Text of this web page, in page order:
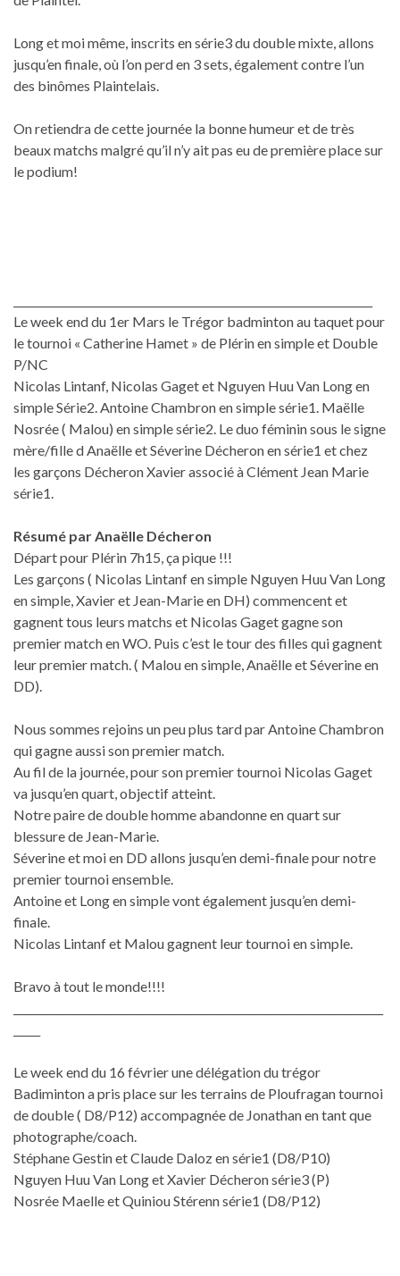
Long et moi même, inscrits en série3 du double mixte, allons
jusqu’en finale, où l’on perd en 3 sets, également contre l’un
des binômes Plaintelais.
On retiendra de cette journée la bonne humeur et de très
beaux matchs malgré qu’il n’y ait pas eu de première place sur
le podium!
Le week end du 1er Mars le Trégor badminton au taquet pour
le tournoi « Catherine Hamet » de Plérin en simple et Double
P/NC
Nicolas Lintanf, Nicolas Gaget et Nguyen Huu Van Long en
simple Série2. Antoine Chambron en simple série1. Maëlle
Nosrée ( Malou) en simple série2. Le duo féminin sous le signe
mère/fille d Anaëlle et Séverine Décheron en série1 et chez
les garçons Décheron Xavier associé à Clément Jean Marie
série1.
Résumé par Anaëlle Décheron
Départ pour Plérin 7h15, ça pique !!!
Les garçons ( Nicolas Lintanf en simple Nguyen Huu Van Long
en simple, Xavier et Jean-Marie en DH) commencent et
gagnent tous leurs matchs et Nicolas Gaget gagne son
premier match en WO. Puis c’est le tour des filles qui gagnent
leur premier match. ( Malou en simple, Anaëlle et Séverine en
DD).
Nous sommes rejoins un peu plus tard par Antoine Chambron
qui gagne aussi son premier match.
Au fil de la journée, pour son premier tournoi Nicolas Gaget
va jusqu’en quart, objectif atteint.
Notre paire de double homme abandonne en quart sur
blessure de Jean-Marie.
Séverine et moi en DD allons jusqu’en demi-finale pour notre
premier tournoi ensemble.
Antoine et Long en simple vont également jusqu’en demi-
finale.
Nicolas Lintanf et Malou gagnent leur tournoi en simple.
Bravo à tout le monde!!!!
Le week end du 16 février une délégation du trégor
Badiminton a pris place sur les terrains de Ploufragan tournoi
de double ( D8/P12) accompagnée de Jonathan en tant que
photographe/coach.
Stéphane Gestin et Claude Daloz en série1 (D8/P10)
Nguyen Huu Van Long et Xavier Décheron série3 (P)
Nosrée Maelle et Quiniou Stérenn série1 (D8/P12)